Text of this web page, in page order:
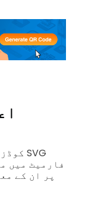
فارمیٹ میں
پر ان کے